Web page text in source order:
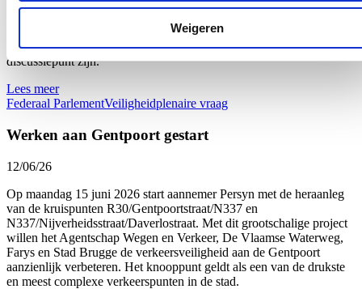
Weigeren
veiligheid in en rond onze stations opnieuw onder de aandacht.
geconfronteerd worden met geweld, overlast en criminaliteit. Wie de
trein neemt, moet zich veilig kunnen verplaatsen. Dat mag geen
discussiepunt zijn.
Lees meer
Federaal ParlementVeiligheidplenaire vraag
Werken aan Gentpoort gestart
12/06/26
Op maandag 15 juni 2026 start aannemer Persyn met de heraanleg
van de kruispunten R30/Gentpoortstraat/N337 en
N337/Nijverheidsstraat/Daverlostraat. Met dit grootschalige project
willen het Agentschap Wegen en Verkeer, De Vlaamse Waterweg,
Farys en Stad Brugge de verkeersveiligheid aan de Gentpoort
aanzienlijk verbeteren. Het knooppunt geldt als een van de drukste
en meest complexe verkeerspunten in de stad.